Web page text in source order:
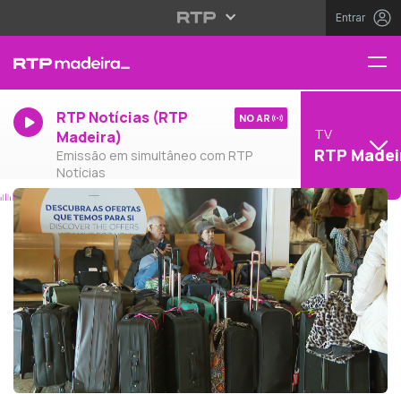
Entrar
RTP Notícias (RTP
Madeira)
Emissão em simultâneo com RTP
Notícias
NO AR
TV
RTP